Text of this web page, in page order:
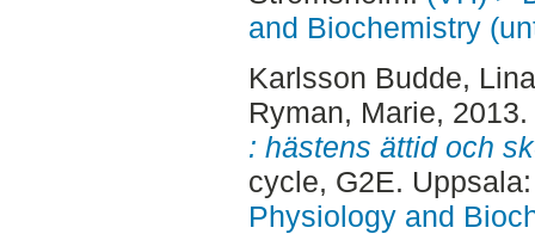
and Biochemistry
Karlsson Budde, Lina
Ryman, Marie, 2013.
: hästens ättid och
cycle, G2E.
Physiology and